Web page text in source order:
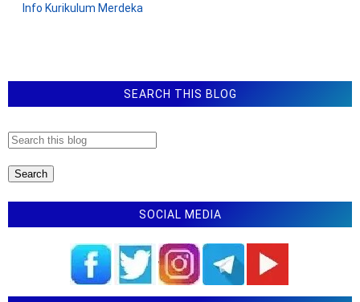
Info Kurikulum Merdeka
SEARCH THIS BLOG
SOCIAL MEDIA